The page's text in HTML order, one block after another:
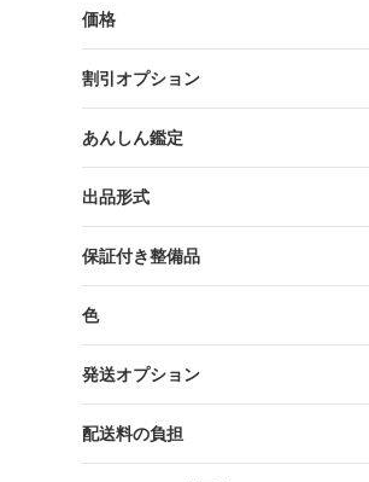
価格
割引オプション
あんしん鑑定
出品形式
保証付き整備品
色
発送オプション
配送料の負担